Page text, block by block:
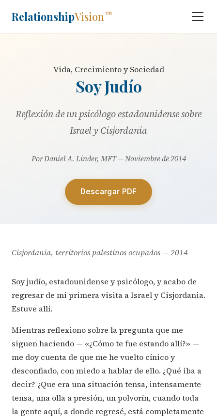
RelationshipVision ™
Vida, Crecimiento y Sociedad
Soy Judío
Reflexión de un psicólogo estadounidense sobre
Israel y Cisjordania
Por Daniel A. Linder, MFT — Noviembre de 2014
Descargar PDF
Cisjordania, territorios palestinos ocupados — 2014
Soy judío, estadounidense y psicólogo, y acabo de
regresar de mi primera visita a Israel y Cisjordania.
Estuve allí.
Mientras reflexiono sobre la pregunta que me
siguen haciendo — «¿Cómo te fue estando allí?» —
me doy cuenta de que me he vuelto cínico y
desconfiado, con miedo a hablar de ello. ¿Qué iba a
decir? ¿Que era una situación tensa, intensamente
tensa, una olla a presión, un polvorín, cuando toda
la gente aquí, a donde regresé, está completamente